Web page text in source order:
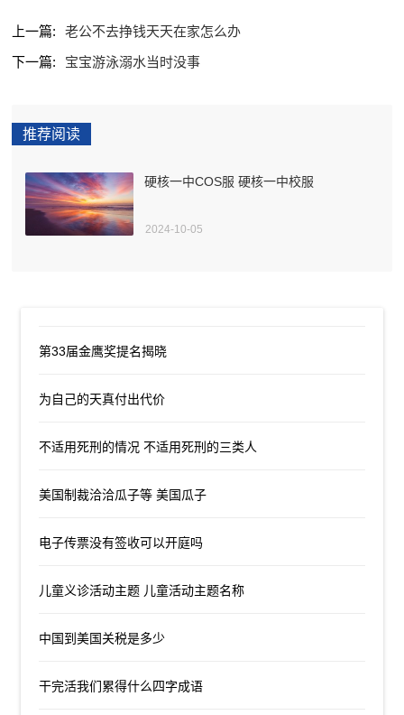
上一篇:
老公不去挣钱天天在家怎么办
下一篇:
宝宝游泳溺水当时没事
推荐阅读
硬核一中COS服 硬核一中校服
2024-10-05
第33届金鹰奖提名揭晓
为自己的天真付出代价
不适用死刑的情况 不适用死刑的三类人
美国制裁洽洽瓜子等 美国瓜子
电子传票没有签收可以开庭吗
儿童义诊活动主题 儿童活动主题名称
中国到美国关税是多少
干完活我们累得什么四字成语